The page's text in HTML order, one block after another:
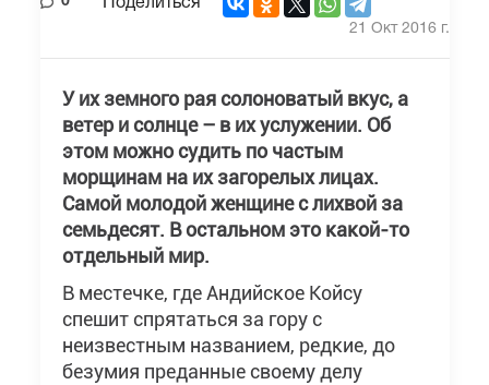
Поделиться
21 Окт 2016 г.
У их земного рая солоноватый вкус, а
ветер и солнце – в их услужении. Об
этом можно судить по частым
морщинам на их загорелых лицах.
Самой молодой женщине с лихвой за
семьдесят. В остальном это какой-то
отдельный мир.
В местечке, где Андийское Койсу
спешит спрятаться за гору с
неизвестным названием, редкие, до
безумия преданные своему делу